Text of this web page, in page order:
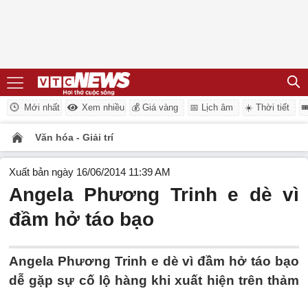
Mới nhất Xem nhiều 💰 Giá vàng 📅 Lịch âm ☀️ Thời tiết
Văn hóa - Giải trí
Xuất bản ngày 16/06/2014 11:39 AM
Angela Phương Trinh e dè vì
đầm hở táo bạo
Angela Phương Trinh e dè vì đầm hở táo bạo
dễ gặp sự cố lộ hàng khi xuất hiện trên thảm